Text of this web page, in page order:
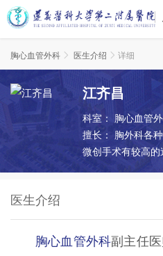
胸心血管外科  医生介绍  详细
江齐昌
科室：
胸心血管
擅长： 胸外科各
微创手术有较高
术、胸腔镜肺段
切除术、胸壁肿
医生介绍
胸心血管外科副主任